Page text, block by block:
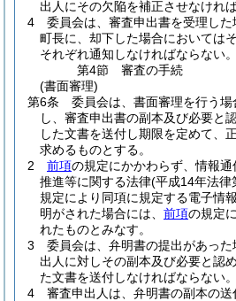
出人にその欠陥を補正させなければ
4
委員会は、審査申出書を受理し
町長に、却下した場合においては
それぞれ通知しなければならない。
第4節
審査の手続
(書面審理)
第6条
委員会は、書面審理を行う
し、審査申出書の副本及び必要と
した文書を送付し期限を定めて、
求めるものとする。
2
前項の規定にかかわらず、情報
推進等に関する法律(平成14年法律
規定により同項に規定する電子情
明がされた場合には、 前項の規定
れたものとみなす。
3
委員会は、弁明書の提出があっ
出人に対しその副本及び必要と認
た文書を送付しなければならない。
4
審査申出人は、弁明書の副本の